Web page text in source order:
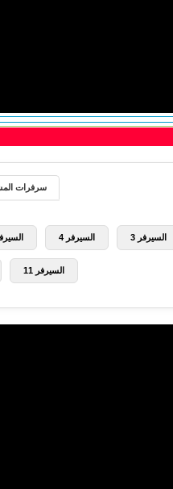
سرفرات
السيرفر 3 السيرفر 4 السيرفر
السيرفر 11